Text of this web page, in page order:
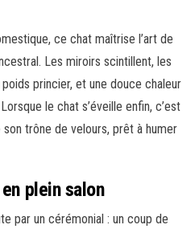
ce chat maîtrise l’art de
Les miroirs scintillent, les
princier, et une douce chaleur
le chat s’éveille enfin, c’est
trône de velours, prêt à humer
plein salon
par un cérémonial : un coup de